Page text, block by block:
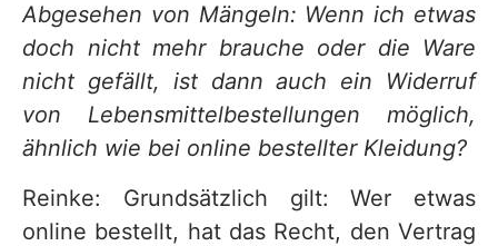
Abgesehen von Mängeln: Wenn ich etwas
doch nicht mehr brauche oder die Ware
nicht gefällt, ist dann auch ein Widerruf
von Lebensmittelbestellungen möglich,
ähnlich wie bei online bestellter Kleidung?
Reinke: Grundsätzlich gilt: Wer etwas
online bestellt, hat das Recht, den Vertrag